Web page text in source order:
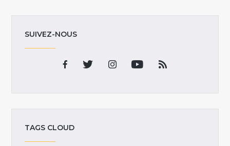
SUIVEZ-NOUS
TAGS CLOUD